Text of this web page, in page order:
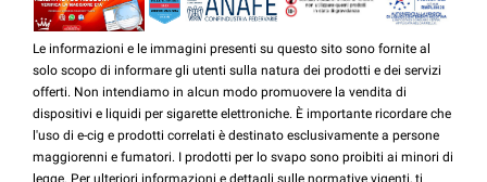
Le informazioni e le immagini presenti su questo sito sono fornite al
solo scopo di informare gli utenti sulla natura dei prodotti e dei servizi
offerti. Non intendiamo in alcun modo promuovere la vendita di
dispositivi e liquidi per sigarette elettroniche. È importante ricordare che
l'uso di e-cig e prodotti correlati è destinato esclusivamente a persone
maggiorenni e fumatori. I prodotti per lo svapo sono proibiti ai minori di